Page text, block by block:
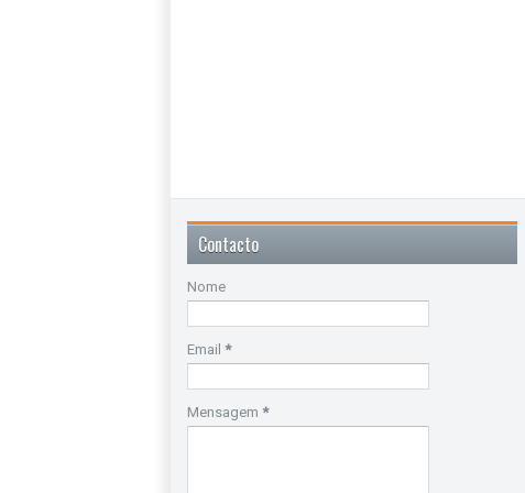
Contacto
Nome
Email *
Mensagem *